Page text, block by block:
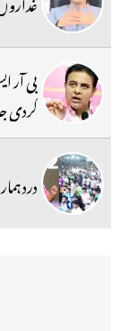
کردی
درد